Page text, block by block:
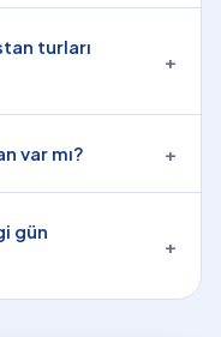
turları
+
var mı? +
gün
+